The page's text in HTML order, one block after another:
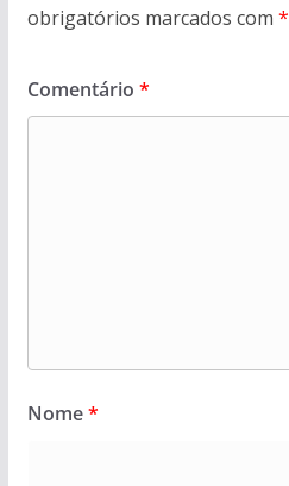
obrigatórios marcados com *
Comentário *
Nome*